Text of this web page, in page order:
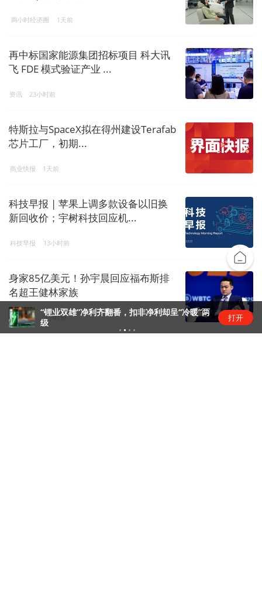
两小时经济圈 1天前
再中标国家能源集团招标项目 科大讯
飞 FDE 模式验证产业 ...
资讯 23小时前
特斯拉与SpaceX拟在得州建设Terafab
芯片工厂，初期...
商业快报 1天前
科技早报 | 苹果上调多款设备以旧换
新回收价；宇树科技回应机...
科技早报 13小时前
身家85亿美元！孙宇晨回应福布斯排
名超王健林家族
金融live 23小时前
“锂业双雄”净利齐翻番，扣非净利却呈“冷暖”两
级
打开